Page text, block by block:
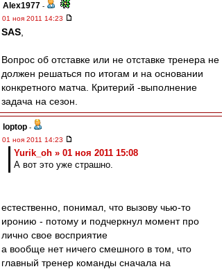
Alex1977 -
01 ноя 2011 14:23
SAS
Вопрос об отставке или не отставке тренера не
должен решаться по итогам и на основании
конкретного матча. Критерий -выполнение
задача на сезон.
loptop -
01 ноя 2011 14:23
Yurik_oh » 01 ноя 2011 15:08
А вот это уже страшно.
естественно, понимал, что вызову чью-то
иронию - потому и подчеркнул момент про
лично свое восприятие
а вообще нет ничего смешного в том, что
главный тренер команды сначала на